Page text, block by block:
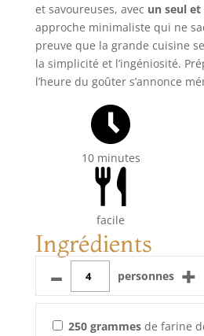
et savoureuses, avec un seul
approche minimaliste qui ne
preuve que la grande cuisine
la simplicité et l’ingéniosité.
l’heure du goûter s’annonce
10 minutes
facile
Ingrédients
– personnes +
250 grammesde farine